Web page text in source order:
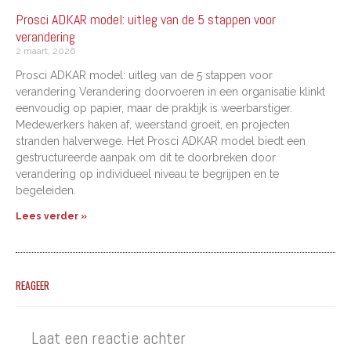
Prosci ADKAR model: uitleg van de 5 stappen voor
verandering
2 maart, 2026
Prosci ADKAR model: uitleg van de 5 stappen voor
verandering Verandering doorvoeren in een organisatie klinkt
eenvoudig op papier, maar de praktijk is weerbarstiger.
Medewerkers haken af, weerstand groeit, en projecten
stranden halverwege. Het Prosci ADKAR model biedt een
gestructureerde aanpak om dit te doorbreken door
verandering op individueel niveau te begrijpen en te
begeleiden.
Lees verder »
REAGEER
Laat een reactie achter